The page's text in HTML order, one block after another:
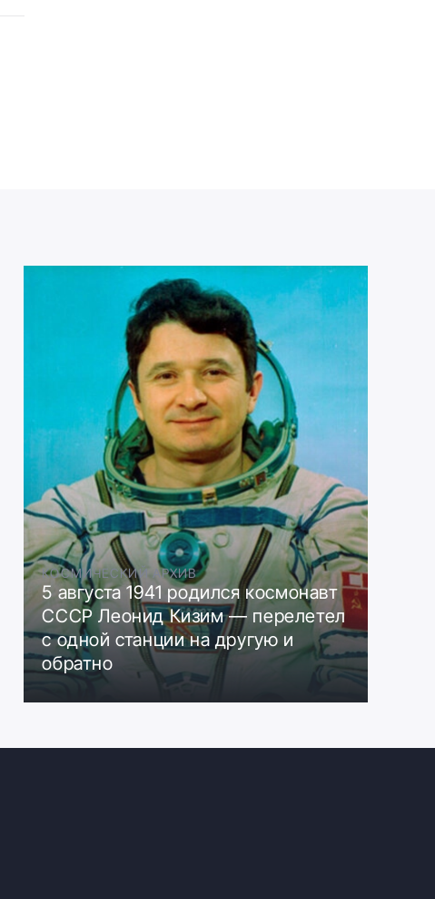
КОСМИЧЕСКИЙ АРХИВ
5 августа 1941 родился космонавт
СССР Леонид Кизим — перелетел
с одной станции на другую и
обратно